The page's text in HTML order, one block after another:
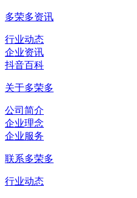
多荣多资讯
行业动态
企业资讯
抖音百科
关于多荣多
公司简介
企业理念
企业服务
联系多荣多
行业动态